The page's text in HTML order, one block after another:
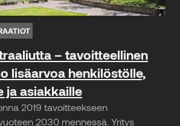
– tavoitteellinen
lisäarvoa henkilöstölle,
ja asiakkaille
2019 tavoitteekseen
2030 mennessä. Yritys